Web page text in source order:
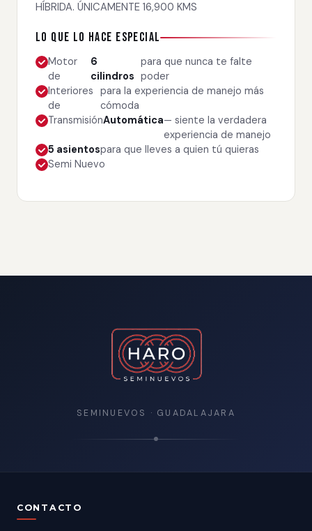
HÍBRIDA. ÚNICAMENTE 16,900 KMS
Lo que lo hace especial
Motor
de
6
cilindros
para que nunca te falte
poder
Interiores
de
para la experiencia de manejo más
cómoda
TransmisiónAutomática— siente la verdadera
experiencia de manejo
5 asientospara que lleves a quien tú quieras
Semi Nuevo
SEMINUEVOS · GUADALAJARA
CONTACTO